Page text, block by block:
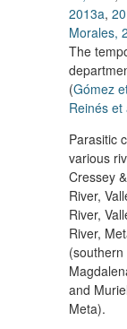
2013a,
Morales,
The
(Gómez
Reinés
Parasitic
various
Cressey
River,
River,
River,
and
Meta).